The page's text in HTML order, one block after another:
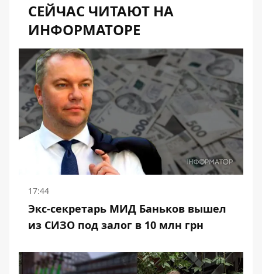
СЕЙЧАС ЧИТАЮТ НА
ИНФОРМАТОРЕ
17:44
Экс-секретарь МИД Баньков вышел
из СИЗО под залог в 10 млн грн